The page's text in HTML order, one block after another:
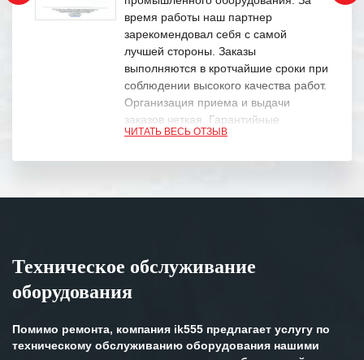
время работы наш партнер
зарекомендовал себя с самой
лучшей стороны. Заказы
выполняются в кротчайшие сроки при
соблюдении высокого качества работ.
Организация приема и выдачи
заказов четкая. Гарантийные
обязательства выполняются в
Особенно хочется отметить высокую
клиентоориентированность
готовность помочь в самых сложных
ЧИТАТЬ ВЕСЬ ОТЗЫВ
Техническое обслуживание
оборудования
Помимо ремонта, компания ik555 предлагает услугу по
техническому обслуживанию оборудования нашими